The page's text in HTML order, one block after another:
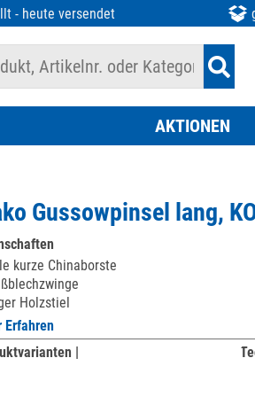
- heute versendet
AKTIONEN
Gussowpinsel lang,
kurze Chinaborste
Holzstiel
Erfahren
|